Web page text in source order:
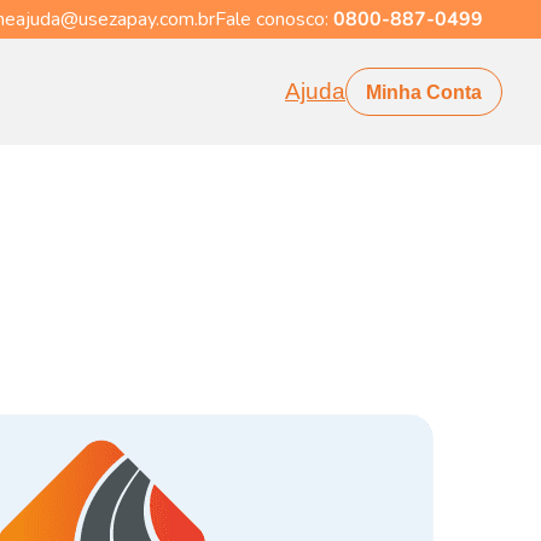
Fale conosco: 0800-887-0499
Ajuda Minha Conta